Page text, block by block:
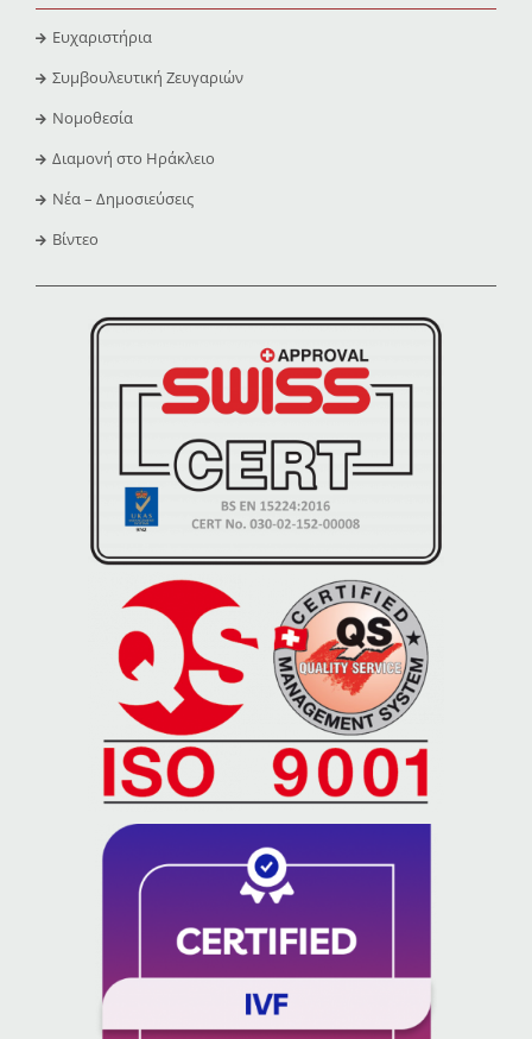
Ευχαριστήρια
Συμβουλευτική Ζευγαριών
Νομοθεσία
Διαμονή στο Ηράκλειο
Νέα – Δημοσιεύσεις
Βίντεο